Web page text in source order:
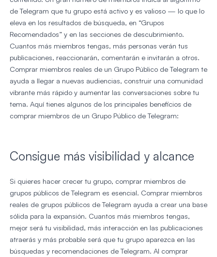
de Telegram que tu grupo está activo y es valioso — lo que lo
eleva en los resultados de búsqueda, en “Grupos
Recomendados” y en las secciones de descubrimiento.
Cuantos más miembros tengas, más personas verán tus
publicaciones, reaccionarán, comentarán e invitarán a otros.
Comprar miembros reales de un Grupo Público de Telegram te
ayuda a llegar a nuevas audiencias, construir una comunidad
vibrante más rápido y aumentar las conversaciones sobre tu
tema. Aquí tienes algunos de los principales beneficios de
comprar miembros de un Grupo Público de Telegram:
Consigue más visibilidad y alcance
Si quieres hacer crecer tu grupo, comprar miembros de
grupos públicos de Telegram es esencial. Comprar miembros
reales de grupos públicos de Telegram ayuda a crear una base
sólida para la expansión. Cuantos más miembros tengas,
mejor será tu visibilidad, más interacción en las publicaciones
atraerás y más probable será que tu grupo aparezca en las
búsquedas y recomendaciones de Telegram. Al comprar